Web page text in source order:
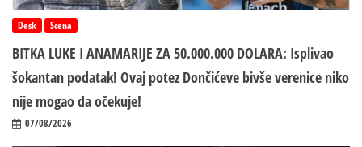
Desk Scena
BITKA LUKE I ANAMARIJE ZA 50.000.000 DOLARA: Isplivao
šokantan podatak! Ovaj potez Dončićeve bivše verenice niko
nije mogao da očekuje!
07/08/2026